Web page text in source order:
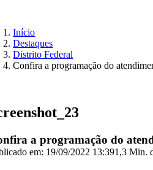
Início
Destaques
Distrito Federal
Confira a programação do
a programação do
em: 19/09/2022 13:391,3 Min.